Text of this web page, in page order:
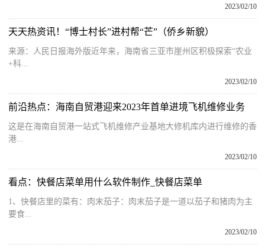
2023/02/10
天天热资讯！“博士村长”进村帮“芒”（侨乡新貌）
来源：人民日报海外版近年来，海南省三亚市崖州区积极探索“农业
+科...
2023/02/10
前沿热点：海南自贸港迎来2023年首单进境飞机维修业务
这是在海南自贸港一站式飞机维修产业基地大修机库内进行维修的香
港...
2023/02/10
看点：快餐店菜单用什么软件制作_快餐店菜单
1、快餐店里的菜有：肉末茄子：肉末茄子是一道以茄子和猪肉为主
要食...
2023/02/10